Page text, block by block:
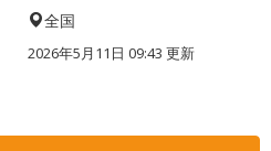
全国
2026年5月11日 09:43 更新